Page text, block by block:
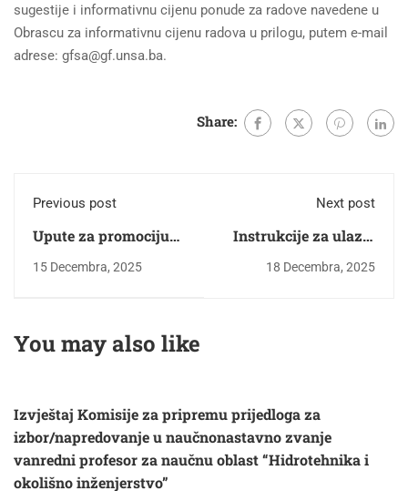
sugestije i informativnu cijenu ponude za radove navedene u
Obrascu za informativnu cijenu radova u prilogu, putem e-mail
adrese: gfsa@gf.unsa.ba.
Share:
Previous post
Upute za promociju
diplomanata i
15 Decembra, 2025
Next post
Instrukcije za ulaz u
kompleks "Zetra"
18 Decembra, 2025
You may also like
Izvještaj Komisije za pripremu prijedloga za
izbor/napredovanje u naučnonastavno zvanje
vanredni profesor za naučnu oblast “Hidrotehnika i
okolišno inženjerstvo”